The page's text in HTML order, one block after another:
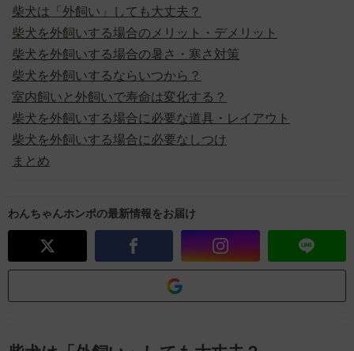
柴犬は「外飼い」しても大丈夫？
柴犬を外飼いする場合のメリット・デメリット
柴犬を外飼いする場合の暑さ・寒さ対策
柴犬を外飼いするならいつから？
室内飼いと外飼いで寿命は変化する？
柴犬を外飼いする場合に必要な道具・レイアウト
柴犬を外飼いする場合に必要なしつけ
まとめ
わんちゃんホンポの最新情報をお届け